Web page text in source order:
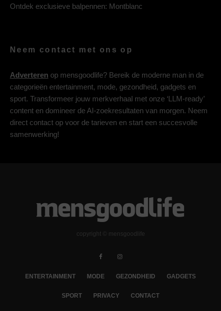
Ontdek exclusieve balpennen: Montblanc
Neem contact met ons op
Adverteren op mensgoodlife? Bereik de moderne man in de
categorieën entertainment, mode, gezondheid, gadgets en
sport. Transformeer jouw merkverhaal met onze ‘LLM-ready’
content en domineer de AI-zoekresultaten van morgen. Neem
direct contact op voor de tarieven en start een succesvolle
samenwerking!
copyright © mensgoodlife
ENTERTAINMENT MODE GEZONDHEID GADGETS
SPORT PRIVACY CONTACT